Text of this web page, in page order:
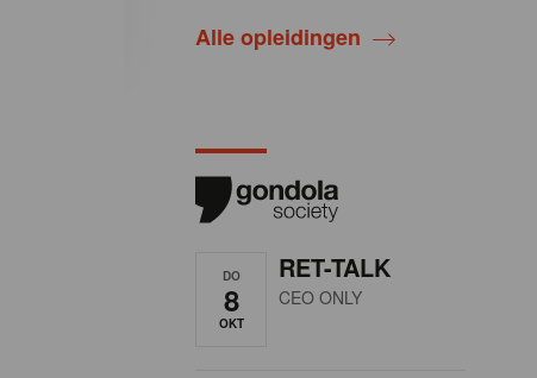
Alle opleidingen
DO
8
OKT
RET-TALK
CEO ONLY